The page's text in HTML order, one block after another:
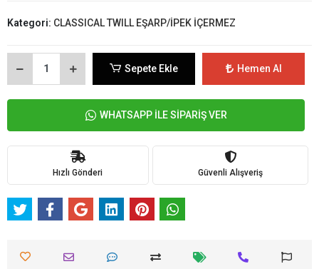
Kategori: CLASSICAL TWILL EŞARP/İPEK İÇERMEZ
Sepete Ekle Hemen Al
WHATSAPP İLE SİPARİŞ VER
Hızlı Gönderi Güvenli Alışveriş